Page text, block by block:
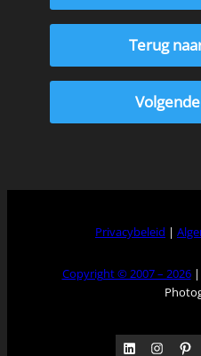
Terug
Privacybeleid |
Copyright © 2007 – 2026|
LinkedIn Instagram Pinterest